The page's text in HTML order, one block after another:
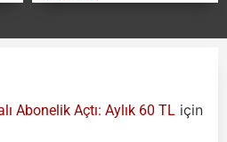
Abonelik Açtı: Aylık 60 TL için